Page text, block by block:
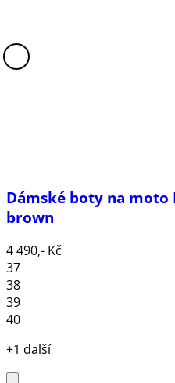
Dámské boty na moto
brown
4 490,- Kč
37
38
39
40
+1 další